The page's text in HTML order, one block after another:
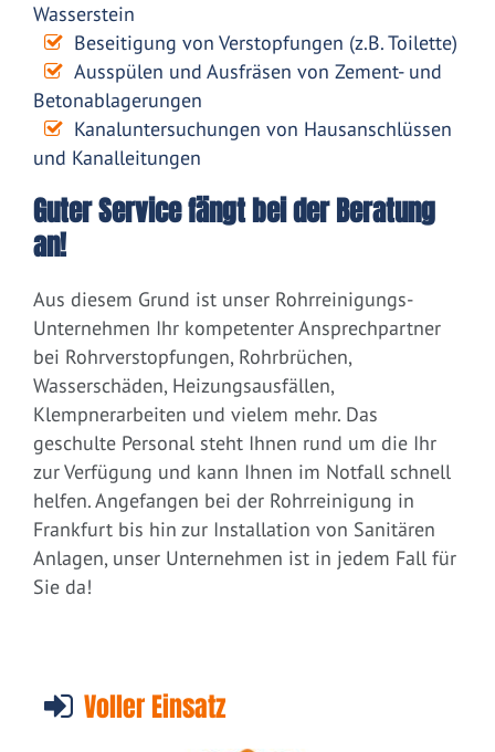
Wasserstein
Beseitigung von Verstopfungen (z.B. Toilette)
Ausspülen und Ausfräsen von Zement- und
Betonablagerungen
Kanaluntersuchungen von Hausanschlüssen
und Kanalleitungen
Guter Service fängt bei der Beratung
an!
Aus diesem Grund ist unser Rohrreinigungs-
Unternehmen Ihr kompetenter Ansprechpartner
bei Rohrverstopfungen, Rohrbrüchen,
Wasserschäden, Heizungsausfällen,
Klempnerarbeiten und vielem mehr. Das
geschulte Personal steht Ihnen rund um die Ihr
zur Verfügung und kann Ihnen im Notfall schnell
helfen. Angefangen bei der Rohrreinigung in
Frankfurt bis hin zur Installation von Sanitären
Anlagen, unser Unternehmen ist in jedem Fall für
Sie da!
Voller Einsatz